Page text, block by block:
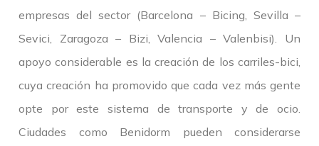
empresas del sector (Barcelona – Bicing, Sevilla –
Sevici, Zaragoza – Bizi, Valencia – Valenbisi). Un
apoyo considerable es la creación de los carriles-bici,
cuya creación ha promovido que cada vez más gente
opte por este sistema de transporte y de ocio.
Ciudades como Benidorm pueden considerarse